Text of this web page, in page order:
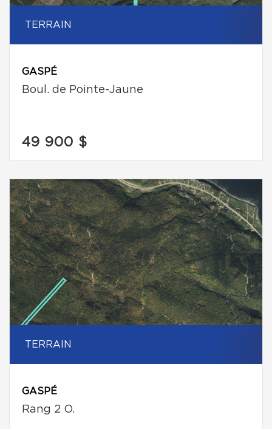
TERRAIN
GASPÉ
Boul. de Pointe-Jaune
49 900 $
TERRAIN
GASPÉ
Rang 2 O.